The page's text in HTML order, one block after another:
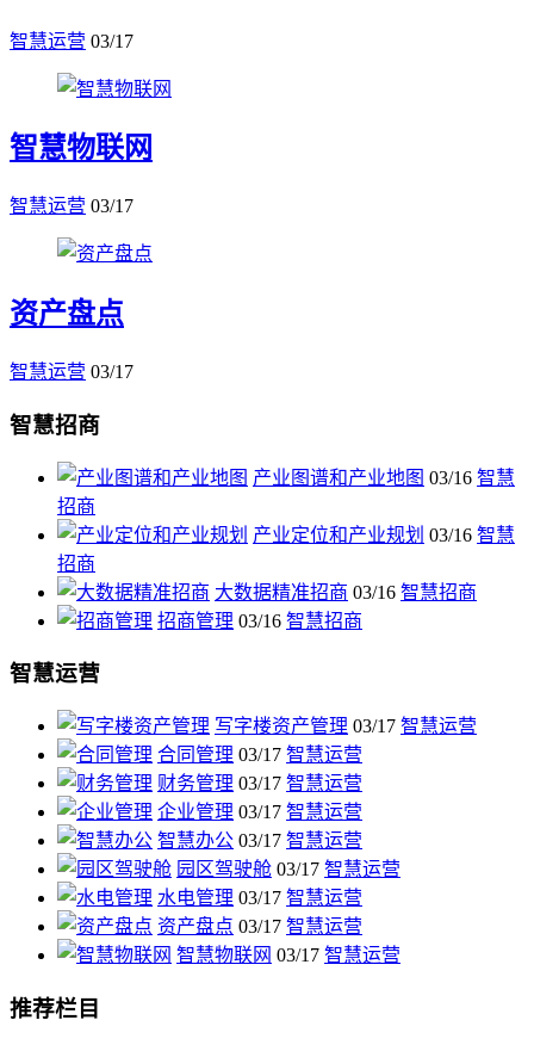
智慧运营 03/17
智慧物联网
智慧运营 03/17
资产盘点
智慧运营 03/17
智慧招商
产业图谱和产业地图 03/16 智慧
招商
产业定位和产业规划 03/16 智慧
招商
大数据精准招商 03/16 智慧招商
招商管理 03/16 智慧招商
智慧运营
写字楼资产管理 03/17 智慧运营
合同管理 03/17 智慧运营
财务管理 03/17 智慧运营
企业管理 03/17 智慧运营
智慧办公 03/17 智慧运营
园区驾驶舱 03/17 智慧运营
水电管理 03/17 智慧运营
资产盘点 03/17 智慧运营
智慧物联网 03/17 智慧运营
推荐栏目